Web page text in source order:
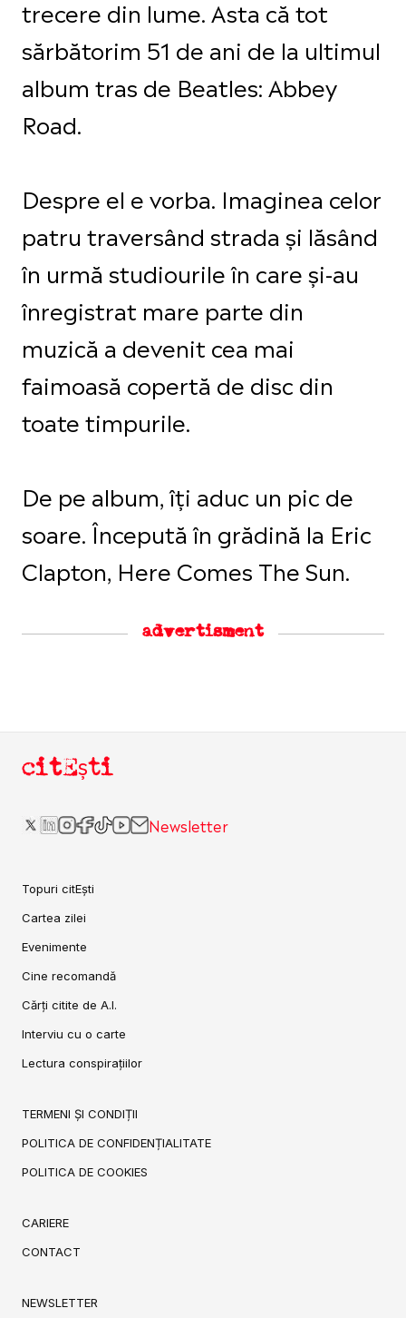
trecere din lume. Asta că tot
sărbătorim 51 de ani de la ultimul
album tras de Beatles: Abbey
Road.
Despre el e vorba. Imaginea celor
patru traversând strada și lăsând
în urmă studiourile în care și-au
înregistrat mare parte din
muzică a devenit cea mai
faimoasă copertă de disc din
toate timpurile.
De pe album, îți aduc un pic de
soare. Începută în grădină la Eric
Clapton, Here Comes The Sun.
advertisment
citEști
Newsletter
Topuri citEști
Cartea zilei
Evenimente
Cine recomandă
Cărți citite de A.I.
Interviu cu o carte
Lectura conspirațiilor
TERMENI ȘI CONDIȚII
POLITICA DE CONFIDENȚIALITATE
POLITICA DE COOKIES
CARIERE
CONTACT
NEWSLETTER